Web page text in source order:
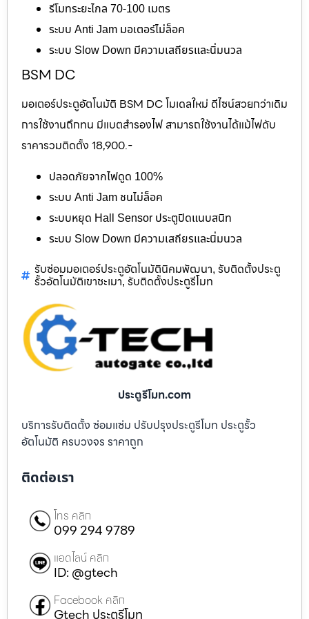
รีโมทระยะไกล 70-100 เมตร
ระบบ Anti Jam มอเตอร์ไม่ล็อค
ระบบ Slow Down มีความเสถียรและนิ่มนวล
BSM DC
มอเตอร์ประตูอัตโนมัติ BSM DC โมเดลใหม่ ดีไซน์สวยกว่าเดิม
การใช้งานถึกทน มีแบตสำรองไฟ สามารถใช้งานได้แม้ไฟดับ
ราคารวมติดตั้ง 18,900.-
ปลอดภัยจากไฟดูด 100%
ระบบ Anti Jam ชนไม่ล็อค
ระบบหยุด Hall Sensor ประตูปิดแนบสนิท
ระบบ Slow Down มีความเสถียรและนิ่มนวล
รับซ่อมมอเตอร์ประตูอัตโนมัตินิคมพัฒนา, รับติดตั้งประตู
รั้วอัตโนมัติเขาชะเมา, รับติดตั้งประตูรีโมท
ประตูรีโมท.com
บริการรับติดตั้ง ซ่อมแซ่ม ปรับปรุงประตูรีโมท ประตูรั้ว
อัตโนมัติ ครบวงจร ราคาถูก
ติดต่อเรา
โทร คลิก
099 294 9789
แอดไลน์ คลิก
ID: @gtech
Facebook คลิก
Gtech ประตูรีโมท